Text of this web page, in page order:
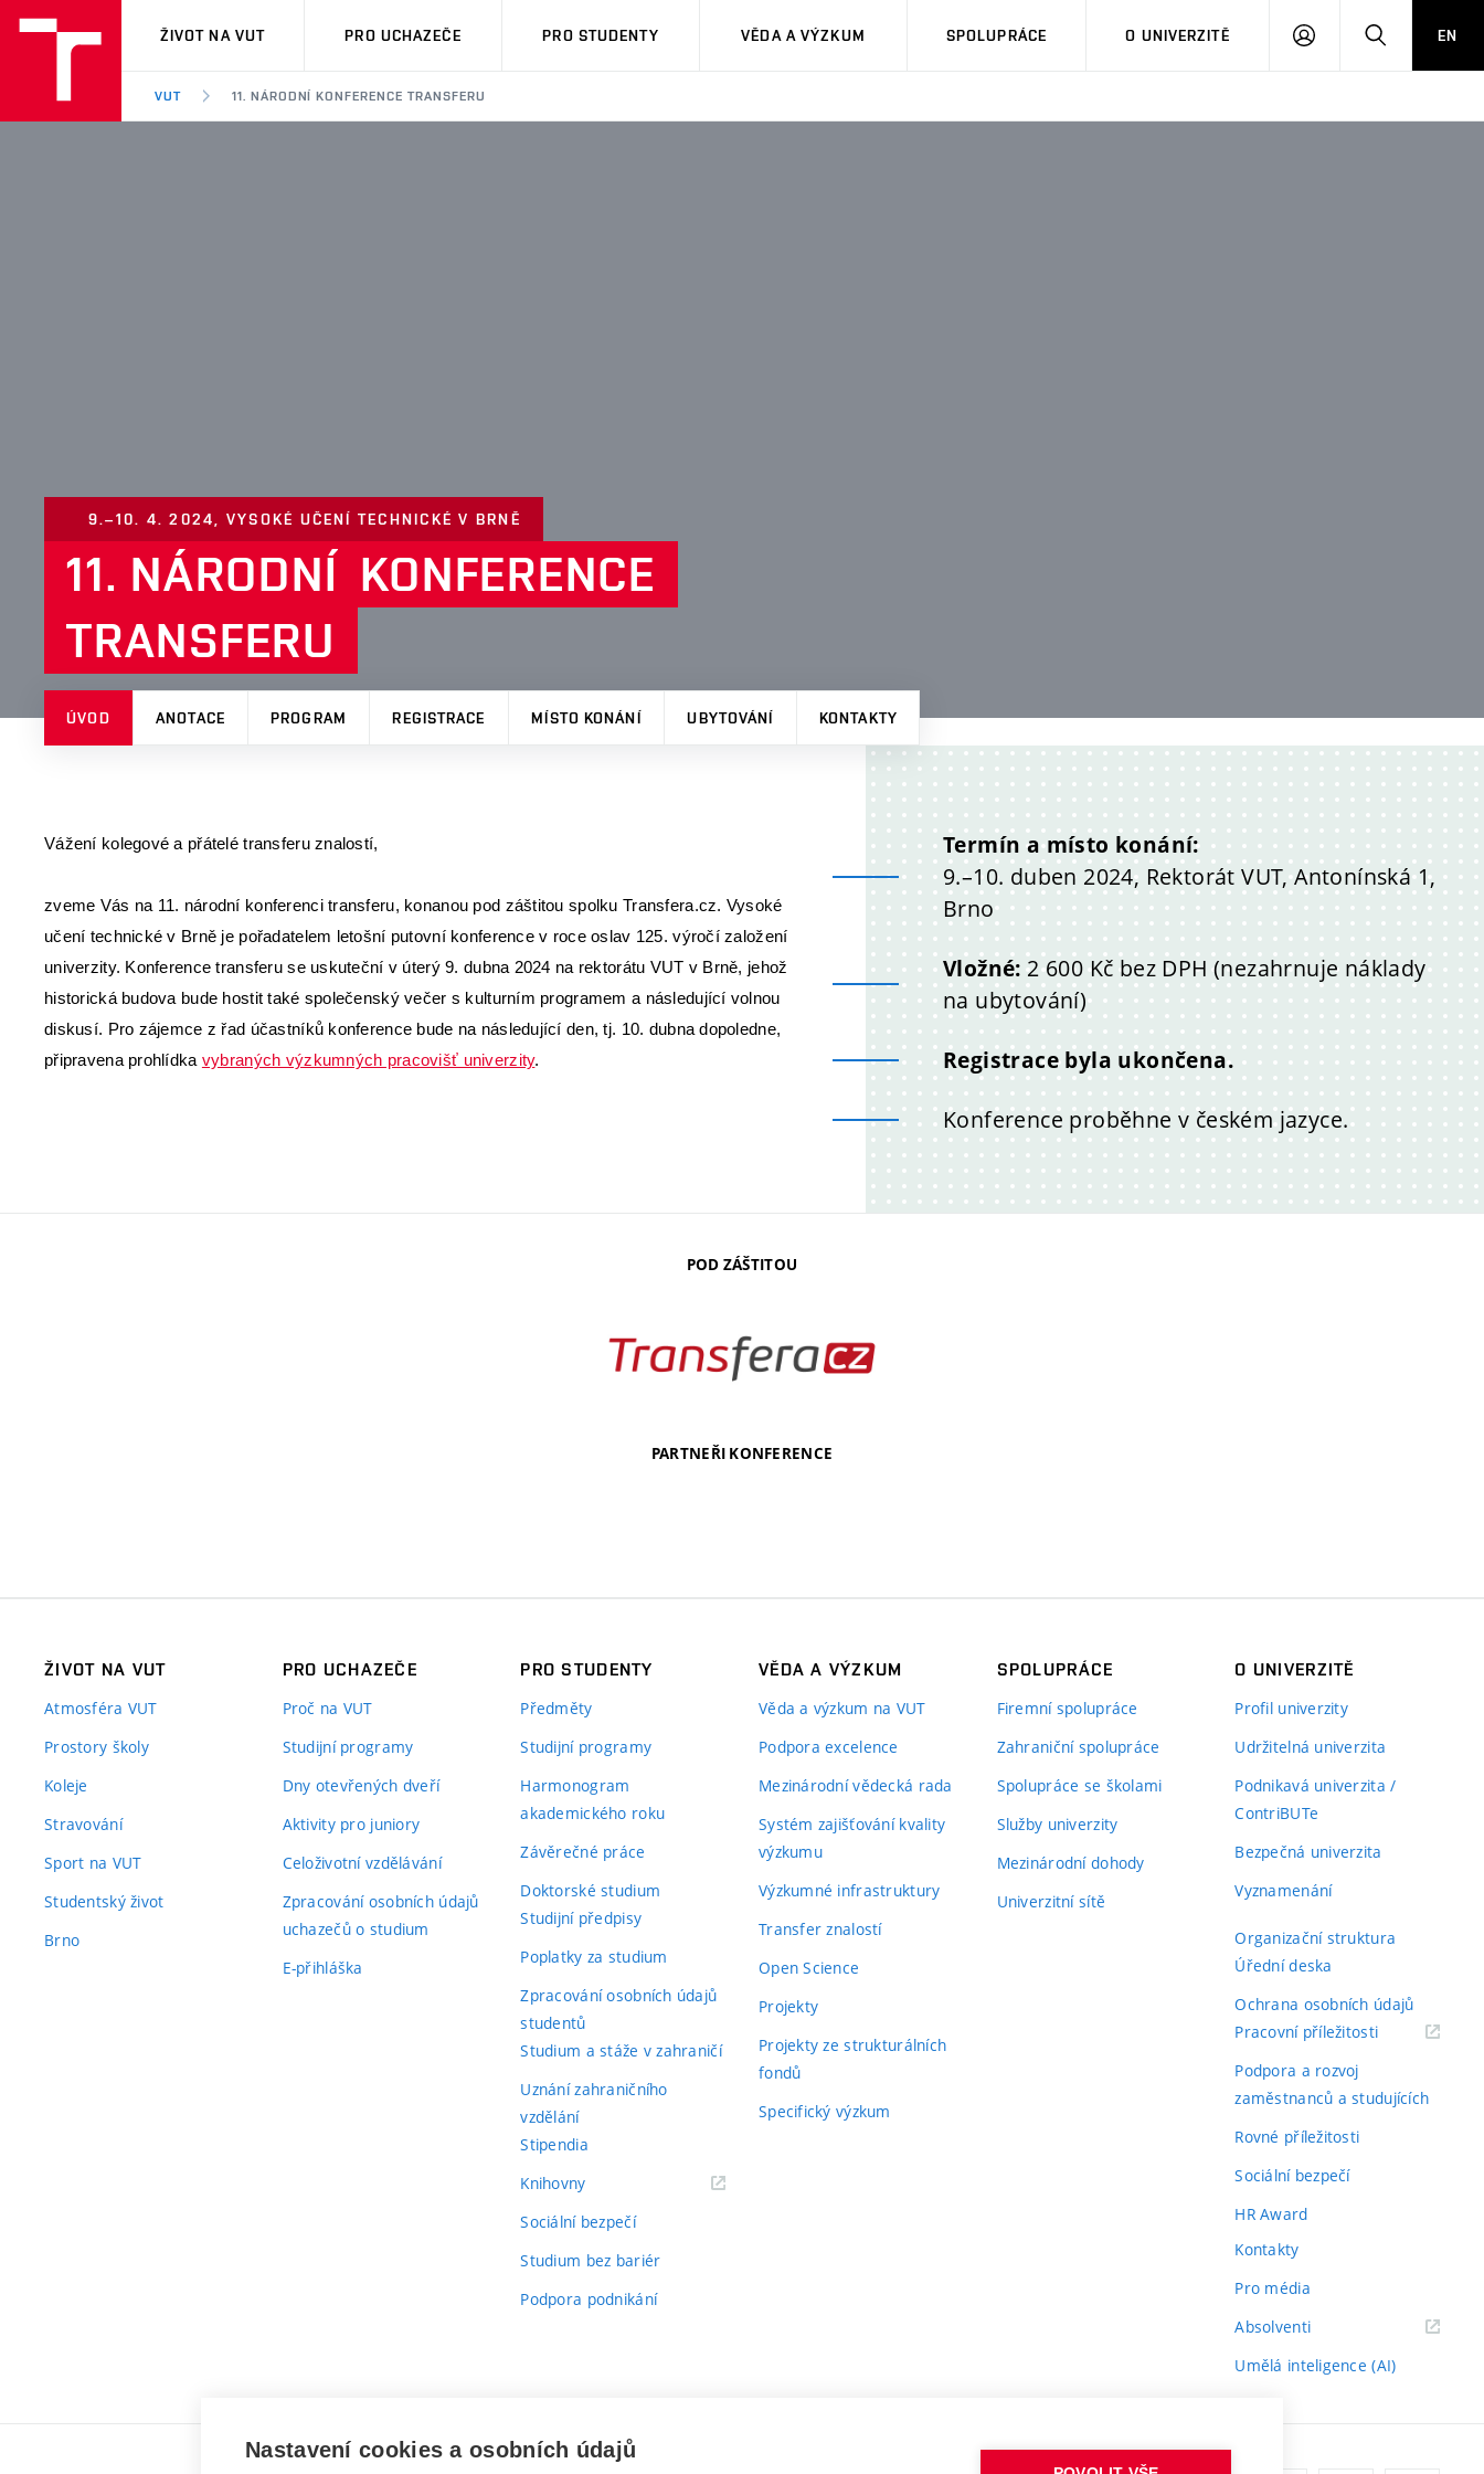
VUT
ŽIVOT NA VUT PRO UCHAZEČE PRO STUDENTY VĚDA A VÝZKUM SPOLUPRÁCE O UNIVERZITĚ
PŘIHLÁSIT HLEDATEN
VUT 11. NÁRODNÍ KONFERENCE TRANSFERU
9.–10. 4. 2024, VYSOKÉ UČENÍ TECHNICKÉ V BRNĚ
11. NÁRODNÍ KONFERENCE
TRANSFERU
ÚVOD ANOTACE PROGRAM REGISTRACE MÍSTO KONÁNÍ UBYTOVÁNÍ KONTAKTY
Vážení kolegové a přátelé transferu znalostí,
zveme Vás na 11. národní konferenci transferu, konanou pod záštitou spolku Transfera.cz. Vysoké
učení technické v Brně je pořadatelem letošní putovní konference v roce oslav 125. výročí založení
univerzity. Konference transferu se uskuteční v úterý 9. dubna 2024 na rektorátu VUT v Brně, jehož
historická budova bude hostit také společenský večer s kulturním programem a následující volnou
diskusí. Pro zájemce z řad účastníků konference bude na následující den, tj. 10. dubna dopoledne,
připravena prohlídka vybraných výzkumných pracovišť univerzity.
Termín a místo konání:
9.–10. duben 2024, Rektorát VUT, Antonínská 1,
Brno
Vložné:2 600 Kč bez DPH (nezahrnuje náklady
na ubytování)
Registrace byla ukončena.
Konference proběhne v českém jazyce.
POD ZÁŠTITOU
PARTNEŘI KONFERENCE
ŽIVOT NA VUT
Atmosféra VUT
Prostory školy
Koleje
Stravování
Sport na VUT
Studentský život
Brno
PRO UCHAZEČE
Proč na VUT
Studijní programy
Dny otevřených dveří
Aktivity pro juniory
Celoživotní vzdělávání
Zpracování osobních údajů
uchazečů o studium
E-přihláška
PRO STUDENTY
Předměty
Studijní programy
Harmonogram
akademického roku
Závěrečné práce
Doktorské studium
Studijní předpisy
Poplatky za studium
Zpracování osobních údajů
studentů
Studium a stáže v zahraničí
Uznání zahraničního
vzdělání
Stipendia
Knihovny(externí
Sociální bezpečí
Studium bez bariér
Podpora podnikání
VĚDA A VÝZKUM
Věda a výzkum na VUT
Podpora excelence
Mezinárodní vědecká rada
Systém zajišťování kvality
výzkumu
Výzkumné infrastruktury
Transfer znalostí
Open Science
Projekty
Projekty ze strukturálních
fondů
Specifický výzkum
SPOLUPRÁCE
Firemní spolupráce
Zahraniční spolupráce
Spolupráce se školami
Služby univerzity
Mezinárodní dohody
Univerzitní sítě
O UNIVERZITĚ
Profil univerzity
Udržitelná univerzita
Podnikavá univerzita /
ContriBUTe
Bezpečná univerzita
Vyznamenání
Organizační struktura
Úřední deska
Ochrana osobních údajů
Pracovní příležitosti(externí
Podpora a rozvoj
zaměstnanců a studujících
Rovné příležitosti
Sociální bezpečí
HR Award
Kontakty
Pro média
Absolventi(externí
Umělá inteligence (AI)
Nastavení cookies a osobních údajů